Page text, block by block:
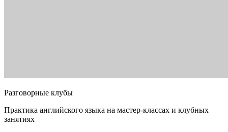
Разговорные клубы
Практика английского языка на мастер-классах и клубных
занятиях